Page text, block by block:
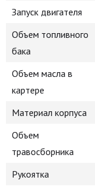
Запуск двигателя
Объем топливного
бака
Объем масла в
картере
Материал корпуса
Объем
травосборника
Рукоятка